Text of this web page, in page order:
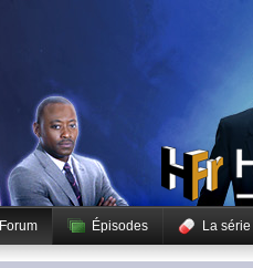
Forum Épisodes La série